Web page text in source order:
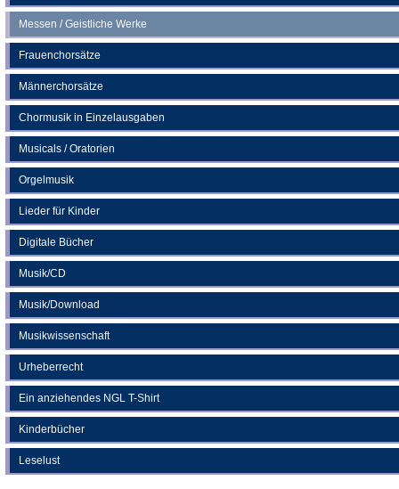
Messen / Geistliche Werke
Frauenchorsätze
Männerchorsätze
Chormusik in Einzelausgaben
Musicals / Oratorien
Orgelmusik
Lieder für Kinder
Digitale Bücher
Musik/CD
Musik/Download
Musikwissenschaft
Urheberrecht
Ein anziehendes NGL T-Shirt
Kinderbücher
Leselust